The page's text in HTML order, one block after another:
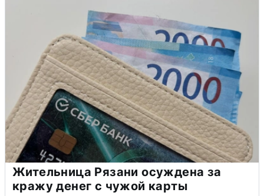
Жительница Рязани осуждена за
кражу денег с чужой карты